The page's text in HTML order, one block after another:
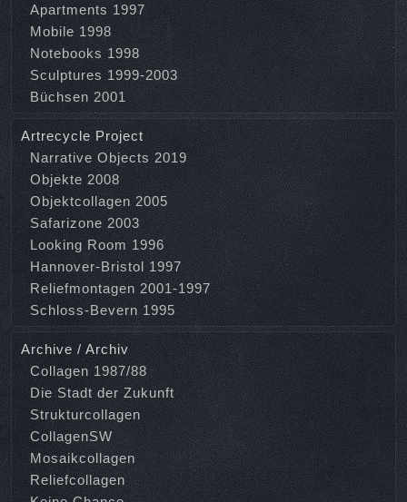
Apartments 1997
Mobile 1998
Notebooks 1998
Sculptures 1999-2003
Büchsen 2001
Artrecycle Project
Narrative Objects 2019
Objekte 2008
Objektcollagen 2005
Safarizone 2003
Looking Room 1996
Hannover-Bristol 1997
Reliefmontagen 2001-1997
Schloss-Bevern 1995
Archive / Archiv
Collagen 1987/88
Die Stadt der Zukunft
Strukturcollagen
CollagenSW
Mosaikcollagen
Reliefcollagen